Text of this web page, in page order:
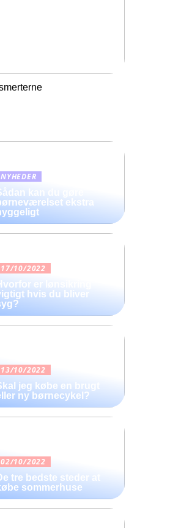
NYHEDER
kan du gøre
ekstra
17/10/2022
er lønsikring
hvis du bliver
13/10/2022
jeg købe en brugt
ny børnecykel?
02/10/2022
tre bedste steder at
sommerhuse